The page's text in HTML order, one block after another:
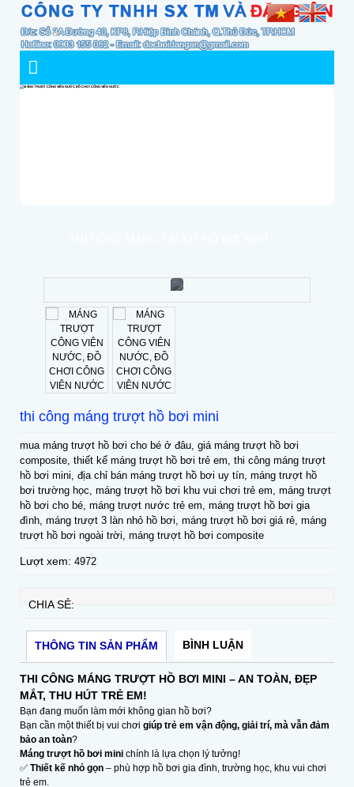
thi công máng trượt hồ bơi mini
mua máng trượt hồ bơi cho bé ở đâu, giá máng trượt hồ bơi
composite, thiết kế máng trượt hồ bơi trẻ em, thi công máng trượt
hồ bơi mini, địa chỉ bán máng trượt hồ bơi uy tín, máng trượt hồ
bơi trường học, máng trượt hồ bơi khu vui chơi trẻ em, máng trượt
hồ bơi cho bé, máng trượt nước trẻ em, máng trượt hồ bơi gia
đình, máng trượt 3 làn nhỏ hồ bơi, máng trượt hồ bơi giá rẻ, máng
trượt hồ bơi ngoài trời, máng trượt hồ bơi composite
Lượt xem: 4972
CHIA SẺ:
THÔNG TIN SẢN PHẨM BÌNH LUẬN
THI CÔNG MÁNG TRƯỢT HỒ BƠI MINI – AN TOÀN, ĐẸP
MẮT, THU HÚT TRẺ EM!
Bạn đang muốn làm mới không gian hồ bơi?
Bạn cần một thiết bị vui chơi giúp trẻ em vận động, giải trí, mà vẫn đảm
bảo an toàn?
Máng trượt hồ bơi minichính là lựa chọn lý tưởng!
✅ Thiết kế nhỏ gọn– phù hợp hồ bơi gia đình, trường học, khu vui chơi
trẻ em.